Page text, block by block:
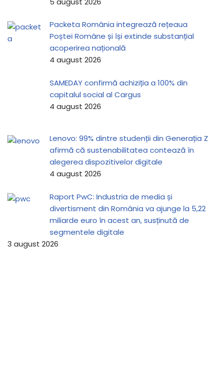
Packeta România integrează rețeaua
Poștei Române și își extinde substanțial
acoperirea națională
4 august 2026
SAMEDAY confirmă achiziția a 100% din
capitalul social al Cargus
4 august 2026
Lenovo: 99% dintre studenții din Generația Z
afirmă că sustenabilitatea contează în
alegerea dispozitivelor digitale
4 august 2026
Raport PwC: Industria de media și
divertisment din România va ajunge la 5,22
miliarde euro în acest an, susținută de
segmentele digitale
3 august 2026